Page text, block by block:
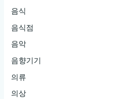
음식
음식점
음악
음향기기
의류
의상